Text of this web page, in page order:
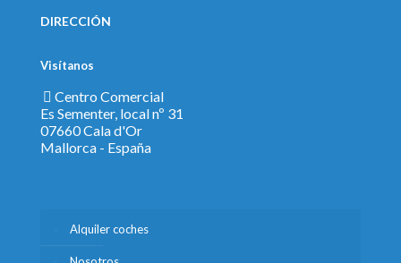
DIRECCIÓN
Visítanos
Centro Comercial
Es Sementer, local nº 31
07660 Cala d'Or
Mallorca - España
Alquiler coches